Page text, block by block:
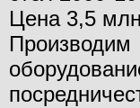
Цена 3,5